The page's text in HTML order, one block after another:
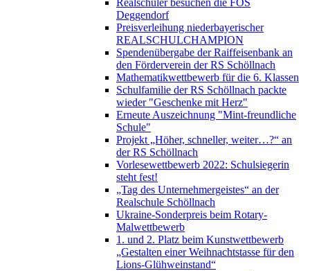
Realschüler besuchen die FOS
Deggendorf
Preisverleihung niederbayerischer
REALSCHULCHAMPION
Spendenübergabe der Raiffeisenbank an
den Förderverein der RS Schöllnach
Mathematikwettbewerb für die 6. Klassen
Schulfamilie der RS Schöllnach packte
wieder "Geschenke mit Herz"
Erneute Auszeichnung "Mint-freundliche
Schule"
Projekt „Höher, schneller, weiter…?“ an
der RS Schöllnach
Vorlesewettbewerb 2022: Schulsiegerin
steht fest!
„Tag des Unternehmergeistes“ an der
Realschule Schöllnach
Ukraine-Sonderpreis beim Rotary-
Malwettbewerb
1. und 2. Platz beim Kunstwettbewerb
„Gestalten einer Weihnachtstasse für den
Lions-Glühweinstand“